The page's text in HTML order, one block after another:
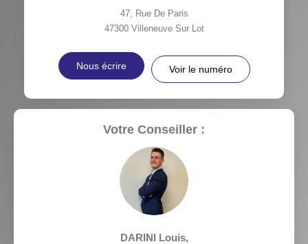
47, Rue De Paris
47300 Villeneuve Sur Lot
Nous écrire Voir le numéro
Votre Conseiller :
DARINI Louis,